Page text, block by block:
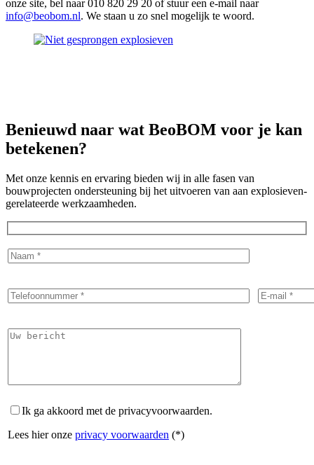
onze site, bel naar 010 820 29 20 of stuur een e-mail naar
info@beobom.nl. We staan u zo snel mogelijk te woord.
Benieuwd naar wat BeoBOM voor je kan
betekenen?
Met onze kennis en ervaring bieden wij in alle fasen van
bouwprojecten ondersteuning bij het uitvoeren van aan explosieven-
gerelateerde werkzaamheden.
Ik ga akkoord met de privacyvoorwaarden.
Lees hier onze privacy voorwaarden (*)